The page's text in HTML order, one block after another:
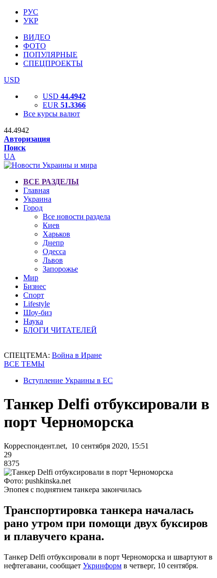
РУС
УКР
ВИДЕО
ФОТО
ПОПУЛЯРНЫЕ
СПЕЦПРОЕКТЫ
USD
USD 44.4942
EUR 51.3366
Все курсы валют
44.4942
Авторизация
Поиск
UA
ВСЕ РАЗДЕЛЫ
Главная
Украина
Город
Все новости раздела
Киев
Харьков
Днепр
Одесса
Львов
Запорожье
Мир
Бизнес
Спорт
Lifestyle
Шоу-биз
Наука
БЛОГИ ЧИТАТЕЛЕЙ
СПЕЦТЕМА: Война в Иране
ВСЕ ТЕМЫ
Вступление Украины в ЕС
Танкер Delfi отбуксировали в
порт Черноморска
Корреспондент.net, 10 сентября 2020, 15:51
29
8375
Фото: pushkinska.net
Эпопея с поднятием танкера закончилась
Транспортировка танкера началась
рано утром при помощи двух буксиров
и плавучего крана.
Танкер Delfi отбуксировали в порт Черноморска и швартуют в
нефтегавани, сообщает Укринформ в четверг, 10 сентября.